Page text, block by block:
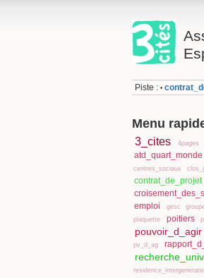
Piste : •
Menu
3_cites 4pages
atd_quart_monde
centres_sociaux
contrat_de_projet
emploi
gesc
plaquette
poitiers
pouvoir_d_agir
pv_d_ag